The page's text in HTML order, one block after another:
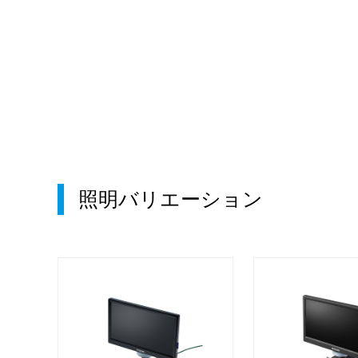
照明バリエーション